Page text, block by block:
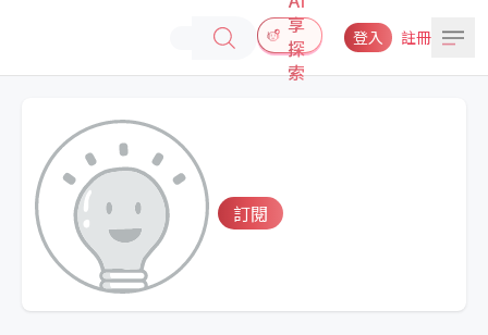
享
探
索
登入 註冊
訂閱